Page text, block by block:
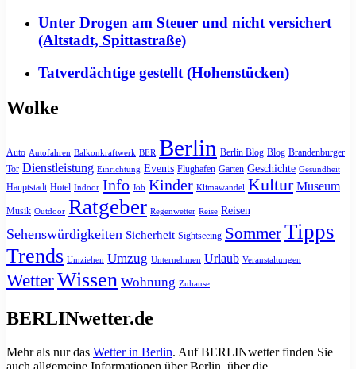
Unter Drogen am Steuer und nicht versichert
(Altstadt, Spittastraße)
Tatverdächtige gestellt (Hohenstücken)
Wolke
Auto Autofahren Balkonkraftwerk BER Berlin Berlin Blog Blog Brandenburger
Tor Dienstleistung Einrichtung Events Flughafen Garten Geschichte Gesundheit
Hauptstadt Hotel Indoor Info Job Kinder Klimawandel Kultur Museum
Musik Outdoor Ratgeber Regenwetter Reise Reisen
Sehenswürdigkeiten Sicherheit Sightseeing SommerTipps
Trends Umziehen Umzug Unternehmen Urlaub Veranstaltungen
WetterWissen Wohnung Zuhause
BERLINwetter.de
Mehr als nur das Wetter in Berlin. Auf BERLINwetter finden Sie
auch allgemeine Informationen über Berlin, über die